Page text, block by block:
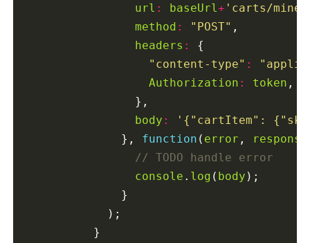
url : baseUrl + 'carts/
method : "POST" ,
headers :
{
"content-type" :
Authorization : token ,
                },
body :
'{"cartItem":
              },
function ( error , response
console . log ( body );
              }
            );
          }